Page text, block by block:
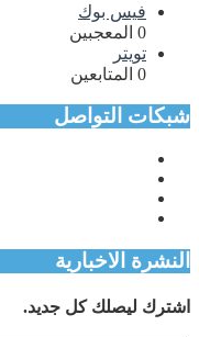
فيس بوك
0 المعجبين
تويتر
0 المتابعين
شبكات التواصل
النشرة الاخبارية
اشترك ليصلك كل جديد.